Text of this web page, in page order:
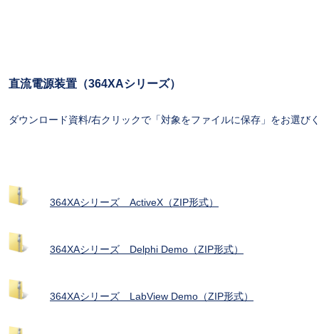
直流電源装置（364XAシリーズ）
ダウンロード資料/右クリックで「対象をファイルに保存」をお選び
364XAシリーズ ActiveX（ZIP形式）
364XAシリーズ Delphi Demo（ZIP形式）
364XAシリーズ LabView Demo（ZIP形式）